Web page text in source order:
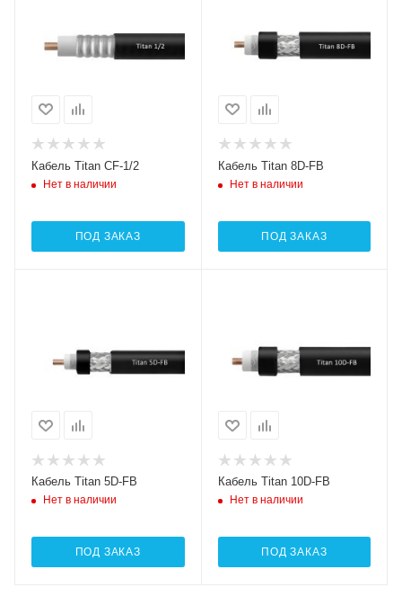
Кабель Titan CF-1/2
Нет в наличии
ПОД ЗАКАЗ
Кабель Titan 8D-FB
Нет в наличии
ПОД ЗАКАЗ
Кабель Titan 5D-FB
Нет в наличии
ПОД ЗАКАЗ
Кабель Titan 10D-FB
Нет в наличии
ПОД ЗАКАЗ